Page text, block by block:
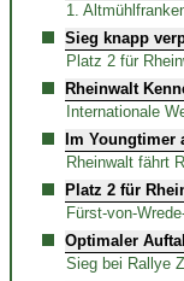
1.
Sieg knapp
Platz 2 für
Rheinwalt
Internationale
Im Youngtimer
Rheinwalt fährt
Platz 2 für
Fürst-von-
Optimaler
Sieg bei Rallye